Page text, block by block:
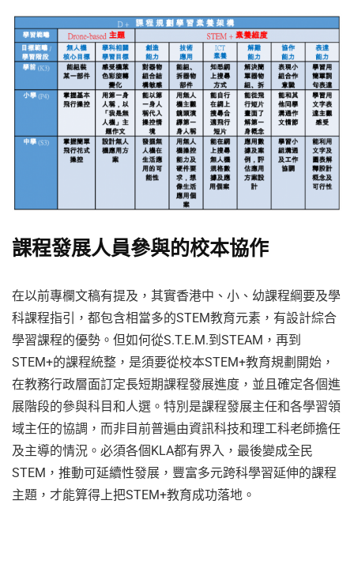
課程發展人員參與的校本協作
在以前專欄文稿有提及，其實香港中、小、幼課程綱要及學
科課程指引，都包含相當多的STEM教育元素，有設計綜合
學習課程的優勢。但如何從S.T.E.M.到STEAM，再到
STEM+的課程統整，是須要從校本STEM+教育規劃開始，
在教務行政層面訂定長短期課程發展進度，並且確定各個進
展階段的參與科目和人選。特別是課程發展主任和各學習領
域主任的協調，而非目前普遍由資訊科技和理工科老師擔任
及主導的情況。必須各個KLA都有界入，最後變成全民
STEM，推動可延續性發展，豐富多元跨科學習延伸的課程
主題，才能算得上把STEM+教育成功落地。